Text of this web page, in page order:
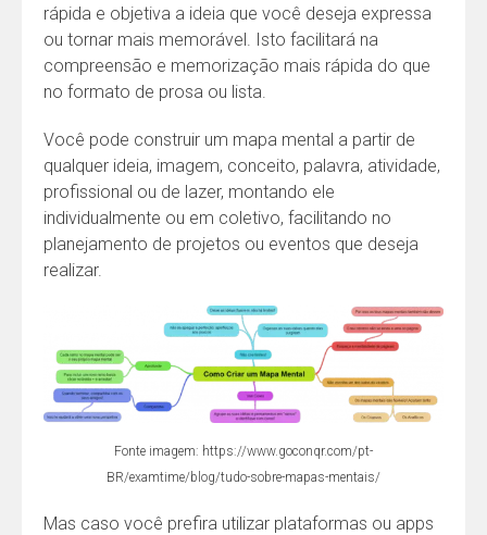
rápida e objetiva a ideia que você deseja expressa
ou tornar mais memorável. Isto facilitará na
compreensão e memorização mais rápida do que
no formato de prosa ou lista.
Você pode construir um mapa mental a partir de
qualquer ideia, imagem, conceito, palavra, atividade,
profissional ou de lazer, montando ele
individualmente ou em coletivo, facilitando no
planejamento de projetos ou eventos que deseja
realizar.
Fonte imagem: https://www.goconqr.com/pt-
BR/examtime/blog/tudo-sobre-mapas-mentais/
Mas caso você prefira utilizar plataformas ou apps